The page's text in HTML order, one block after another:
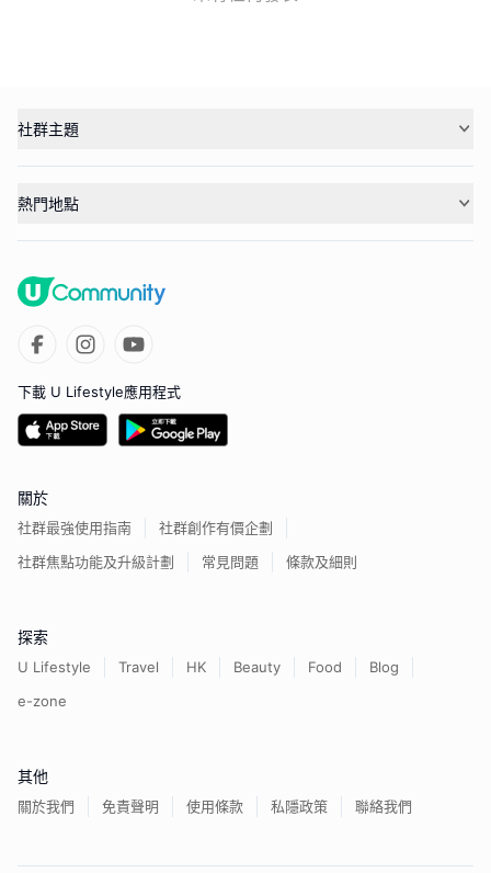
社群主題
熱門地點
下載 U Lifestyle應用程式
關於
社群最強使用指南
社群創作有價企劃
社群焦點功能及升級計劃
常見問題 條款及細則
探索
U Lifestyle Travel HK Beauty Food
Blog
e-zone
其他
關於我們 免責聲明 使用條款 私隱政策 聯絡我們